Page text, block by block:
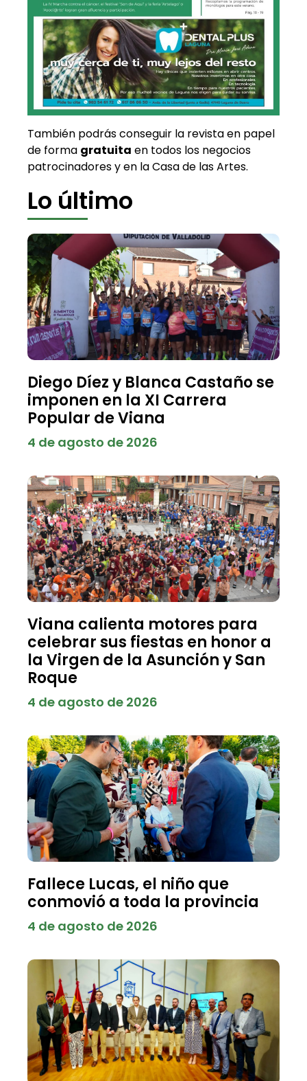
También podrás conseguir la revista en papel
de forma gratuita en todos los negocios
patrocinadores y en la Casa de las Artes.
Lo último
Diego Díez y Blanca Castaño se
imponen en la XI Carrera
Popular de Viana
4 de agosto de 2026
Viana calienta motores para
celebrar sus fiestas en honor a
la Virgen de la Asunción y San
Roque
4 de agosto de 2026
Fallece Lucas, el niño que
conmovió a toda la provincia
4 de agosto de 2026